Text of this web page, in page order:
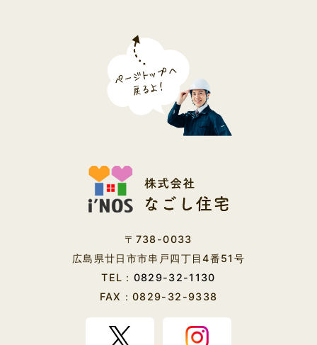
2020年01月 (12)
2019年10月 (15)
2019年08月 (4)
2019年07月 (1)
〒738-0033
広島県廿日市市串戸四丁目4番51号
TEL： 0829-32-1130
FAX：0829-32-9338